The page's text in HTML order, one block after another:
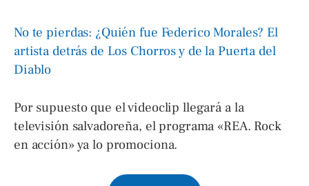
No te pierdas: ¿Quién fue Federico Morales? El
artista detrás de Los Chorros y de la Puerta del
Diablo
Por supuesto que el videoclip llegará a la
televisión salvadoreña, el programa «REA. Rock
en acción» ya lo promociona.